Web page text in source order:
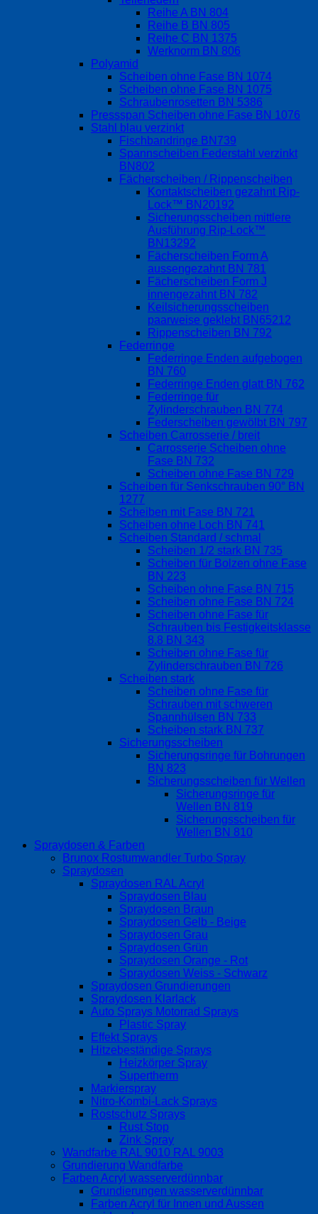
Reihe A BN 804
Reihe B BN 805
Reihe C BN 1375
Werknorm BN 806
Polyamid
Scheiben ohne Fase BN 1074
Scheiben ohne Fase BN 1075
Schraubenrosetten BN 5386
Pressspan Scheiben ohne Fase BN 1076
Stahl blau verzinkt
Fischbandringe BN739
Spannscheiben Federstahl verzinkt
BN802
Fächerscheiben / Rippenscheiben
Kontaktscheiben gezahnt Rip-
Lock™ BN20192
Sicherungsscheiben mittlere
Ausführung Rip-Lock™
BN13292
Fächerscheiben Form A
aussengezahnt BN 781
Fächerscheiben Form J
innengezahnt BN 782
Keilsicherungsscheiben
paarweise geklebt BN65212
Rippenscheiben BN 792
Federringe
Federringe Enden aufgebogen
BN 760
Federringe Enden glatt BN 762
Federringe für
Zylinderschrauben BN 774
Federscheiben gewölbt BN 797
Scheiben Carrosserie / breit
Carrosserie Scheiben ohne
Fase BN 732
Scheiben ohne Fase BN 729
Scheiben für Senkschrauben 90° BN
1277
Scheiben mit Fase BN 721
Scheiben ohne Loch BN 741
Scheiben Standard / schmal
Scheiben 1/2 stark BN 735
Scheiben für Bolzen ohne Fase
BN 223
Scheiben ohne Fase BN 715
Scheiben ohne Fase BN 724
Scheiben ohne Fase für
Schrauben bis Festigkeitsklasse
8.8 BN 343
Scheiben ohne Fase für
Zylinderschrauben BN 726
Scheiben stark
Scheiben ohne Fase für
Schrauben mit schweren
Spannhülsen BN 733
Scheiben stark BN 737
Sicherungsscheiben
Sicherungsringe für Bohrungen
BN 823
Sicherungsscheiben für Wellen
Sicherungsringe für
Wellen BN 819
Sicherungsscheiben für
Wellen BN 810
Spraydosen & Farben
Brunox Rostumwandler Turbo Spray
Spraydosen
Spraydosen RAL Acryl
Spraydosen Blau
Spraydosen Braun
Spraydosen Gelb - Beige
Spraydosen Grau
Spraydosen Grün
Spraydosen Orange - Rot
Spraydosen Weiss - Schwarz
Spraydosen Grundierungen
Spraydosen Klarlack
Auto Sprays Motorrad Sprays
Plastic Spray
Effekt Sprays
Hitzebeständige Sprays
Heizkörper Spray
Supertherm
Markierspray
Nitro-Kombi-Lack Sprays
Rostschutz Sprays
Rust Stop
Zink Spray
Wandfarbe RAL 9010 RAL 9003
Grundierung Wandfarbe
Farben Acryl wasserverdünnbar
Grundierungen wasserverdünnbar
Farben Acryl für Innen und Aussen